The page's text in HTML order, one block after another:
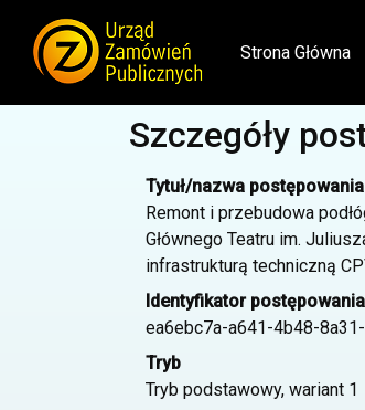
Strona Główna
Szczegóły
Tytuł/nazwa postępowania
Remont i przebudowa
Głównego Teatru im.
infrastrukturą techniczną
Identyfikator postępowania
ea6ebc7a-a641-4b48-
Tryb
Tryb podstawowy, wariant 1